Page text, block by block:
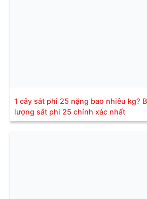
1 cây sắt phi 25 nặng bao nhiêu kg?
lượng sắt phi 25 chính xác nhất